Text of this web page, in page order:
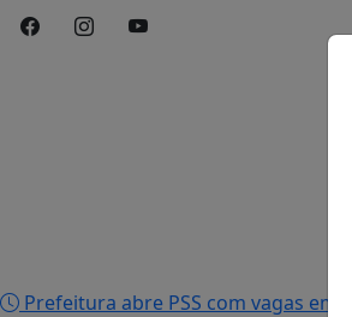
Prefeitura abre PSS com vagas em